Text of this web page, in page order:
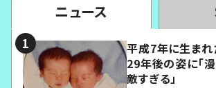
ニュース
平成7年に生ま
29年後の姿に「
敵すぎる」